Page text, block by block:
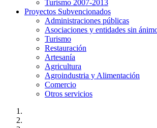
Turismo 2007-2013
Proyectos Subvencionados
Administraciones públicas
Asociaciones y entidades sin
Turismo
Restauración
Artesanía
Agricultura
Agroindustria y Alimentación
Comercio
Otros servicios